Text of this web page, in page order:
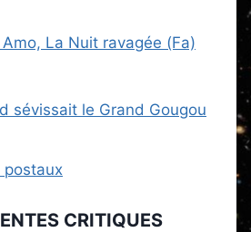
La Nuit ravagée (Fa)
sévissait le Grand Gougou
postaux
CRITIQUES